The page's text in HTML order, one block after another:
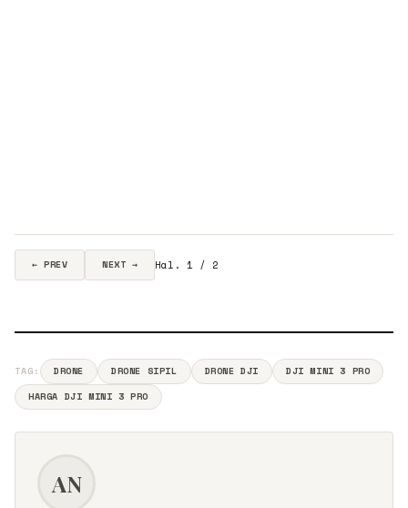
← PREV NEXT → Hal. 1 / 2
TAG: DRONE DRONE SIPIL DRONE DJI
DJI MINI 3 PRO
HARGA DJI MINI 3 PRO
AN